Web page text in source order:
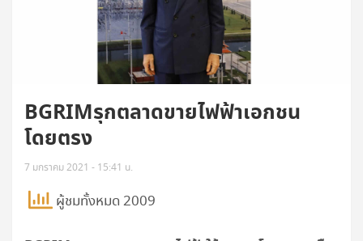
BGRIMรุกตลาดขายไฟฟ้าเอกชน
โดยตรง
7 มกราคม 2021 - 15:41 น.
ผู้ชมทั้งหมด 2009